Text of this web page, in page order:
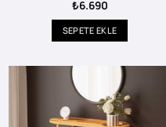
₺6.690
SEPETE EKLE